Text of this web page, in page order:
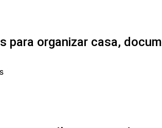
para organizar casa,